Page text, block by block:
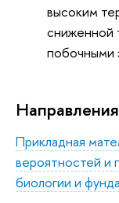
высоким
сниженной
побочными
Прикладная
вероятностей и
биологии и